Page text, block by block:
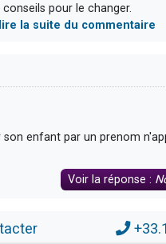
pour le changer.
lire la suite du commentaire
son enfant par un prenom
Voir la réponse :